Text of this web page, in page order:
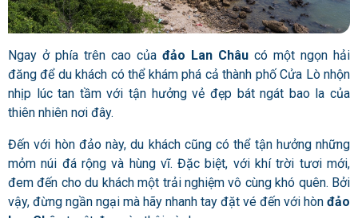
Ngay ở phía trên cao của đảo Lan Châu có một ngọn hải
đăng để du khách có thể khám phá cả thành phố Cửa Lò nhộn
nhịp lúc tan tầm với tận hưởng vẻ đẹp bát ngát bao la của
thiên nhiên nơi đây.
Đến với hòn đảo này, du khách cũng có thể tận hưởng những
mỏm núi đá rộng và hùng vĩ. Đặc biệt, với khí trời tươi mới,
đem đến cho du khách một trải nghiệm vô cùng khó quên. Bởi
vậy, đừng ngần ngại mà hãy nhanh tay đặt vé đến với hòn đảo